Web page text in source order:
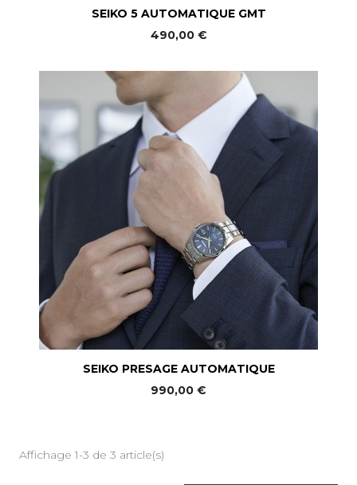
SEIKO 5 AUTOMATIQUE GMT
490,00 €
SEIKO PRESAGE AUTOMATIQUE
990,00 €
Affichage 1-3 de 3 article(s)